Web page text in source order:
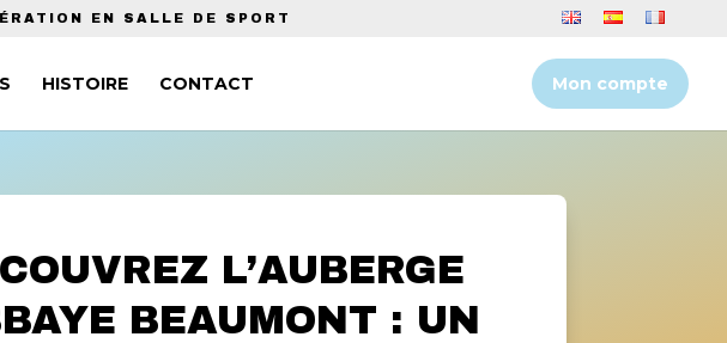
EN SALLE DE SPORT
HISTOIRE CONTACT Mon compte
L’AUBERGE
BEAUMONT : UN